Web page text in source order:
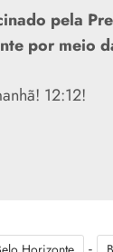
pela
por meio
12:12!